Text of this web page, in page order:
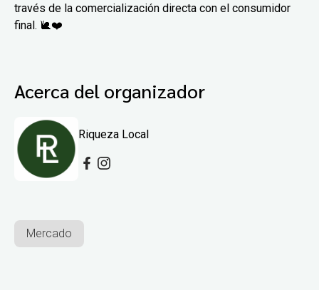
través de la comercialización directa con el consumidor
final. 🐌❤️
Acerca del organizador
Riqueza Local
Mercado